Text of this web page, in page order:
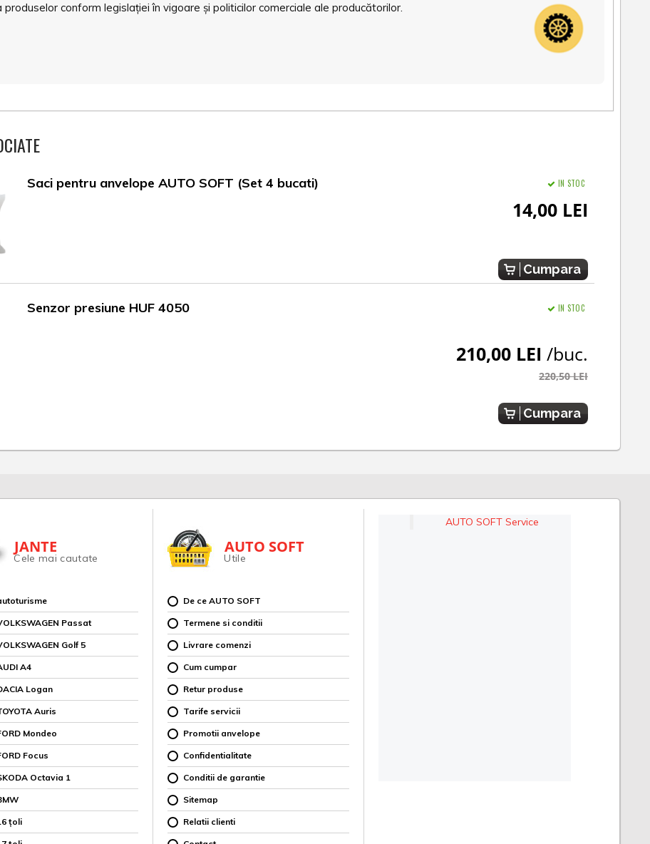
conform legislației în vigoare și politicilor comerciale ale producătorilor.
Saci pentru anvelope AUTO SOFT (Set 4 bucati) IN STOC
14,00 LEI
Cumpara
Senzor presiune HUF 4050 IN STOC
210,00 LEI /buc.
220,50 LEI
Cumpara
JANTE
Cele mai cautate
Passat
Golf 5
A4
Logan
Auris
Mondeo
Focus
Octavia 1
țoli
AUTO SOFT
Utile
De ce AUTO SOFT
Termene si conditii
Livrare comenzi
Cum cumpar
Retur produse
Tarife servicii
Promotii anvelope
Confidentialitate
Conditii de garantie
Sitemap
Relatii clienti
AUTO SOFT Service